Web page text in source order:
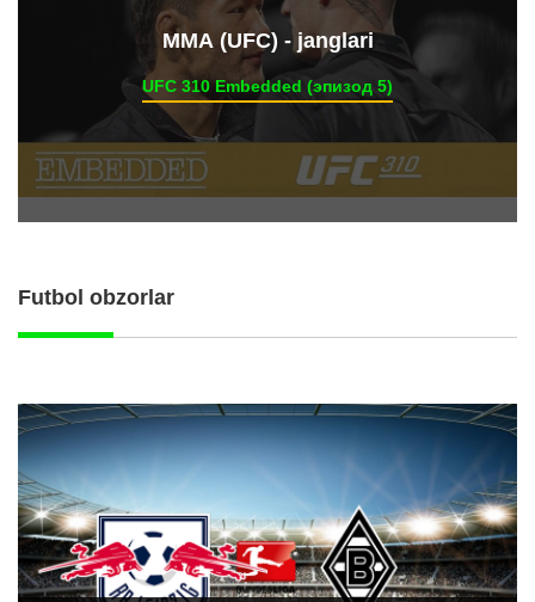
ММА (UFC) - janglari
UFC 310 Embedded (эпизод 5)
Futbol obzorlar